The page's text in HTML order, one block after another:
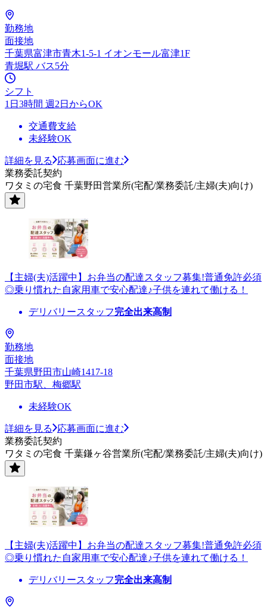
勤務地
面接地
千葉県富津市青木1-5-1 イオンモール富津1F
青堀駅 バス5分
シフト
1日3時間 週2日からOK
交通費支給
未経験OK
詳細を見る
応募画面に進む
業務委託契約
ワタミの宅食 千葉野田営業所(宅配/業務委託/主婦(夫)向け)
【主婦(夫)活躍中】お弁当の配達スタッフ募集!普通免許必須
◎乗り慣れた自家用車で安心配達♪子供を連れて働ける！
デリバリースタッフ完全出来高制
勤務地
面接地
千葉県野田市山崎1417-18
野田市駅、梅郷駅
未経験OK
詳細を見る
応募画面に進む
業務委託契約
ワタミの宅食 千葉鎌ヶ谷営業所(宅配/業務委託/主婦(夫)向け)
【主婦(夫)活躍中】お弁当の配達スタッフ募集!普通免許必須
◎乗り慣れた自家用車で安心配達♪子供を連れて働ける！
デリバリースタッフ完全出来高制